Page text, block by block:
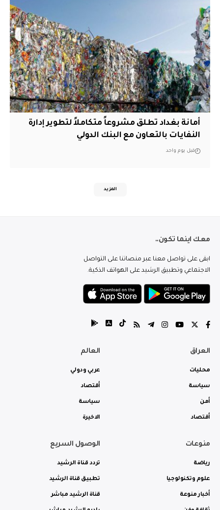
أمانة بغداد تطلق مشروعاً متكاملاً لتطوير إدارة
النفايات بالتعاون مع البنك الدولي
قبل يوم واحد
المزيد
معك اينما تكون..
ابقى على تواصل معنا عبر منصاتنا على التواصل
الاجتماعي وتطبيق الرشيد على الهواتف الذكية.
العراق
محليات
سياسة
أمن
أقتصاد
العالم
عربي ودولي
أقتصاد
سياسة
الاخيرة
منوعات
رياضة
علوم وتكنولوجيا
أخبار منوعة
الوصول السريع
تردد قناة الرشيد
تطبيق قناة الرشيد
قناة الرشيد مباشر